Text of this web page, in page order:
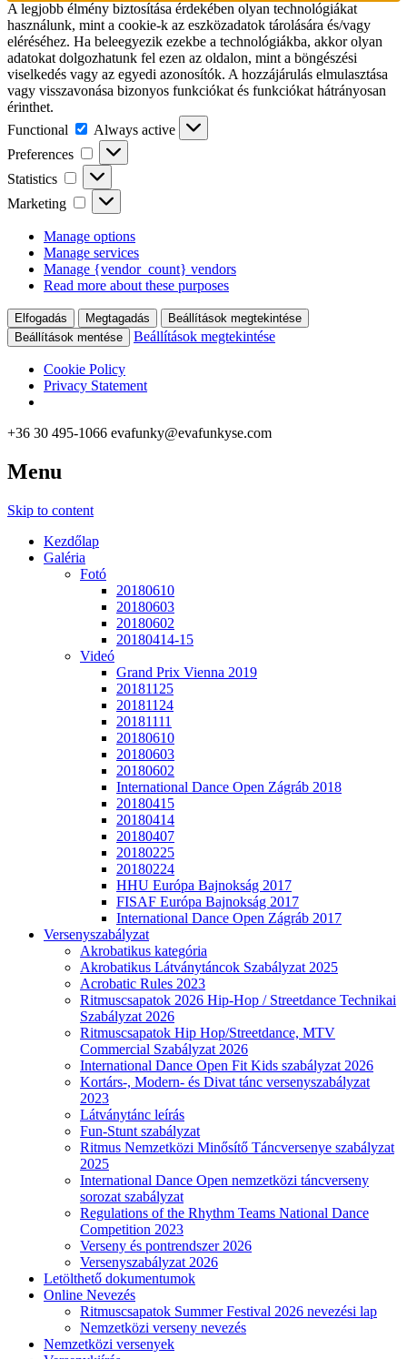
A legjobb élmény biztosítása érdekében olyan technológiákat
használunk, mint a cookie-k az eszközadatok tárolására és/vagy
eléréséhez. Ha beleegyezik ezekbe a technológiákba, akkor olyan
adatokat dolgozhatunk fel ezen az oldalon, mint a böngészési
viselkedés vagy az egyedi azonosítók. A hozzájárulás elmulasztása
vagy visszavonása bizonyos funkciókat és funkciókat hátrányosan
érinthet.
Functional
Functional
Always active
Preferences
Preferences
Statistics Statistics
Marketing Marketing
Manage options
Manage services
Manage {vendor_count} vendors
Read more about these purposes
Elfogadás Megtagadás
Beállítások megtekintése
Beállítások mentése
Beállítások megtekintése
Cookie Policy
Privacy Statement
+36 30 495-1066 evafunky@evafunkyse.com
Táncversenye
Ritmuscsapatok Országos Táncversenye és a Hip-Hop Unite
Menu
Skip to content
Kezdőlap
Galéria
Fotó
20180610
20180603
20180602
20180414-15
Videó
Grand Prix Vienna 2019
20181125
20181124
20181111
20180610
20180603
20180602
International Dance Open Zágráb 2018
20180415
20180414
20180407
20180225
20180224
HHU Európa Bajnokság 2017
FISAF Európa Bajnokság 2017
International Dance Open Zágráb 2017
Versenyszabályzat
Akrobatikus kategória
Akrobatikus Látványtáncok Szabályzat 2025
Acrobatic Rules 2023
Ritmuscsapatok 2026 Hip-Hop / Streetdance Technikai
Szabályzat 2026
Ritmuscsapatok Hip Hop/Streetdance, MTV
Commercial Szabályzat 2026
International Dance Open Fit Kids szabályzat 2026
Kortárs-, Modern- és Divat tánc versenyszabályzat
2023
Látványtánc leírás
Fun-Stunt szabályzat
Ritmus Nemzetközi Minősítő Táncversenye szabályzat
2025
International Dance Open nemzetközi táncverseny
sorozat szabályzat
Regulations of the Rhythm Teams National Dance
Competition 2023
Verseny és pontrendszer 2026
Versenyszabályzat 2026
Letölthető dokumentumok
Online Nevezés
Ritmuscsapatok Summer Festival 2026 nevezési lap
Nemzetközi verseny nevezés
Nemzetközi versenyek